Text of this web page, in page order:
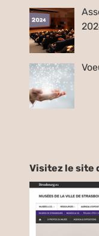
Visitez le site